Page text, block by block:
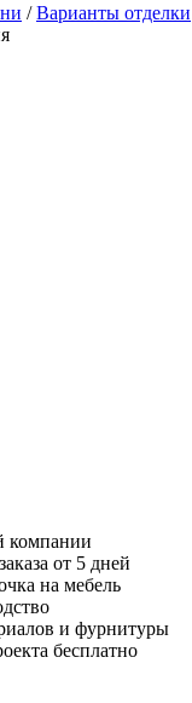
/Варианты отделки
компании
от 5 дней
на мебель
и фурнитуры
бесплатно